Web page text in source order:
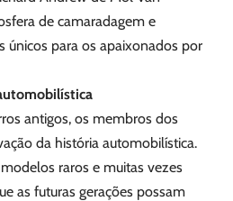
de camaradagem e
para os apaixonados por
antigos, os membros dos
da história automobilística.
raros e muitas vezes
as futuras gerações possam